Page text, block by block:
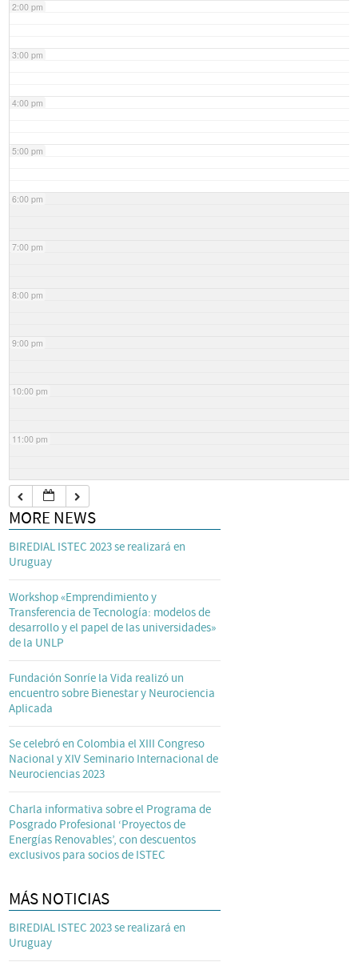
2:00 pm
3:00 pm
4:00 pm
5:00 pm
6:00 pm
7:00 pm
8:00 pm
9:00 pm
10:00 pm
11:00 pm
MORE NEWS
BIREDIAL ISTEC 2023 se realizará en
Uruguay
Workshop «Emprendimiento y
Transferencia de Tecnología: modelos de
desarrollo y el papel de las universidades»
de la UNLP
Fundación Sonríe la Vida realizó un
encuentro sobre Bienestar y Neurociencia
Aplicada
Se celebró en Colombia el XIII Congreso
Nacional y XIV Seminario Internacional de
Neurociencias 2023
Charla informativa sobre el Programa de
Posgrado Profesional ‘Proyectos de
Energías Renovables’, con descuentos
exclusivos para socios de ISTEC
MÁS NOTICIAS
BIREDIAL ISTEC 2023 se realizará en
Uruguay